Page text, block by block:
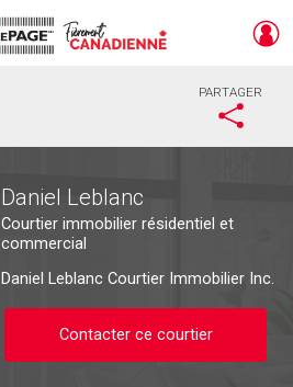
PARTAGER
Daniel Leblanc
Courtier immobilier résidentiel et
commercial
Daniel Leblanc Courtier Immobilier Inc.
Contacter ce courtier